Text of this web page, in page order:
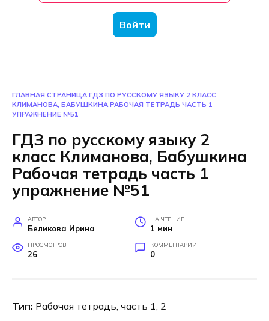
Войти
ГЛАВНАЯ СТРАНИЦА ГДЗ ПО РУССКОМУ ЯЗЫКУ 2 КЛАСС
КЛИМАНОВА, БАБУШКИНА РАБОЧАЯ ТЕТРАДЬ ЧАСТЬ 1
УПРАЖНЕНИЕ №51
ГДЗ по русскому языку 2
класс Климанова, Бабушкина
Рабочая тетрадь часть 1
упражнение №51
АВТОР
Беликова Ирина
НА ЧТЕНИЕ
1 мин
ПРОСМОТРОВ
26
КОММЕНТАРИИ
0
Тип: Рабочая тетрадь, часть 1, 2